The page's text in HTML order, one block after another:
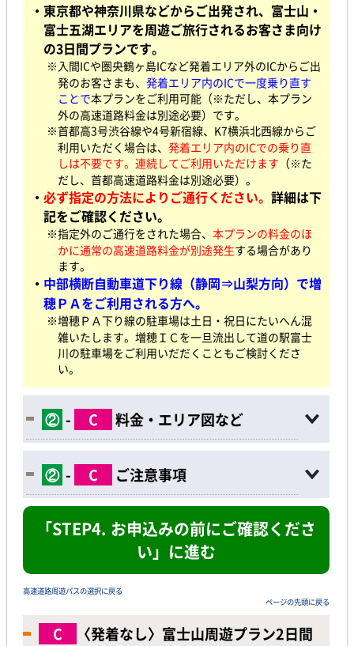
・東京都や神奈川県などからご出発され、富士山・
富士五湖エリアを周遊ご旅行されるお客さま向け
の3日間プランです。
※入間ICや圏央鶴ヶ島ICなど発着エリア外のICからご出
発のお客さまも、 発着エリア内のICで一度乗り直す
ことで本プランをご利用可能（※ただし、本プラン
外の高速道路料金は別途必要）です。
※首都高3号渋谷線や4号新宿線、K7横浜北西線からご
利用いただく場合は、 発着エリア内のICでの乗り直
しは不要です。連続してご利用いただけます （※た
だし、首都高速道路料金は別途必要）。
・ 必ず指定の方法によりご通行ください。 詳細は下
記をご確認ください。
※指定外のご通行をされた場合、 本プランの料金のほ
かに通常の高速道路料金が別途発生する場合があり
ます。
・ 中部横断自動車道下り線（静岡⇒山梨方向）で増
穂ＰＡをご利用される方へ。
※増穂ＰＡ下り線の駐車場は土日・祝日にたいへん混
雑いたします。増穂ＩＣを一旦流出して道の駅富士
川の駐車場をご利用いだだくこともご検討くださ
い。
② - C 料金・エリア図など
② - C ご注意事項
「STEP4. お申込みの前にご確認くださ
い」に進む
高速道路周遊パスの選択に戻る
ページの先頭に戻る
C 〈発着なし〉富士山周遊プラン2日間